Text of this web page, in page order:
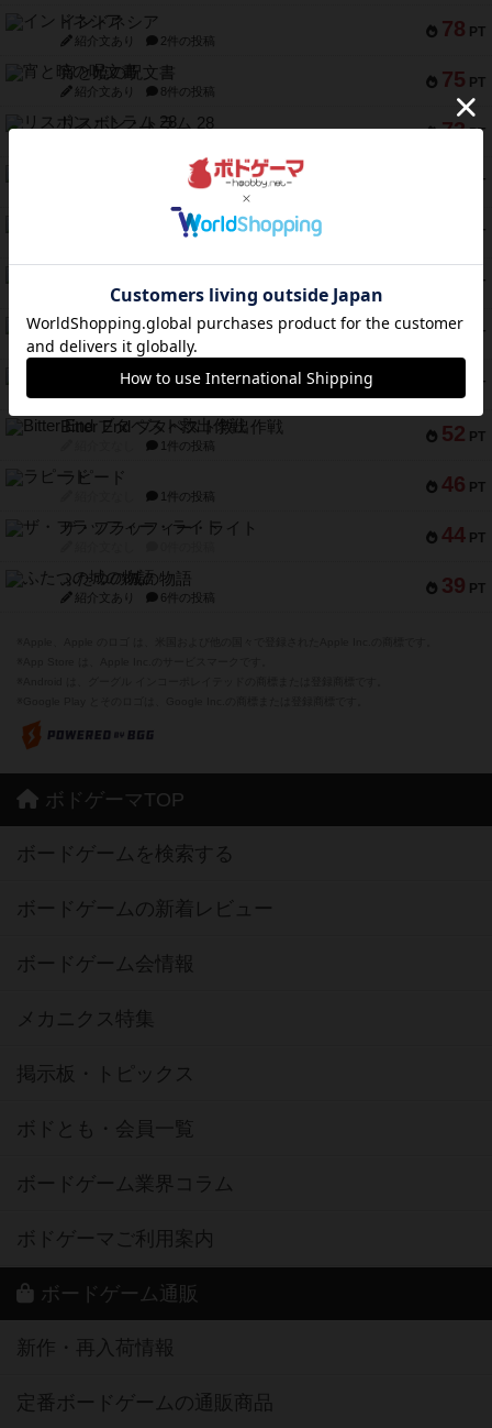
78 PT
インドネシア
紹介文あり 2件の投稿
75 PT
宵と暁の呪文書
紹介文あり 8件の投稿
73 PT
リスボン・トラム 28
PT
1件の投稿
PT
PT
紹介文なし 1件の投稿
59 PT
スモールワールド
紹介文あり 13件の投稿
PT
ギャンブラー
52 PT
Bitter End ブタペスト救出作戦
1件の投稿
46 PT
ラピード
1件の投稿
44 PT
ザ・フラッフィー・ライト
39 PT
ふたつの城の物語
紹介文あり 6件の投稿
ボドゲーマTOP
ボードゲームを検索する
ボードゲームの新着レビュー
ボードゲーム会情報
メカニクス特集
掲示板・トピックス
ボドとも・会員一覧
ボードゲーム業界コラム
ボドゲーマご利用案内
ボードゲーム通販
新作・再入荷情報
定番ボードゲームの通販商品